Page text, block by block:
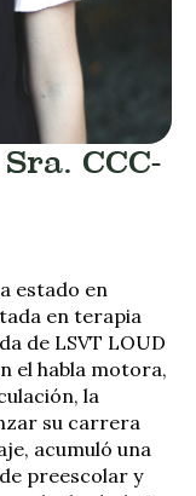
CCC-
estado en
en terapia
de LSVT LOUD
el habla motora,
la
su carrera
acumuló una
preescolar y